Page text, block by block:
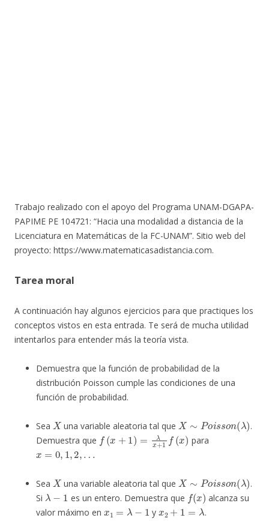
Trabajo realizado con el apoyo del Programa UNAM-DGAPA-
PAPIME PE 104721: “Hacia una modalidad a distancia de la
Licenciatura en Matemáticas de la FC-UNAM”. Sitio web del
proyecto: https://www.matematicasadistancia.com.
Tarea moral
A continuación hay algunos ejercicios para que practiques los
conceptos vistos en esta entrada. Te será de mucha utilidad
intentarlos para entender más la teoría vista.
Demuestra que la función de probabilidad de la
distribución Poisson cumple las condiciones de una
función de probabilidad.
Sea
X
una variable aleatoria tal que
X∼ oi s )
.
Demuestra que
f(x +1)=λ x+1f (x)
para
x=0,1,2,…
Sea
X
una variable aleatoria tal que
X∼ oi s )
.
Si
λ −1
es un entero. Demuestra que
(x )
alcanza su
valor máximo en
x1= λ−1
y
x2 +1=λ
.